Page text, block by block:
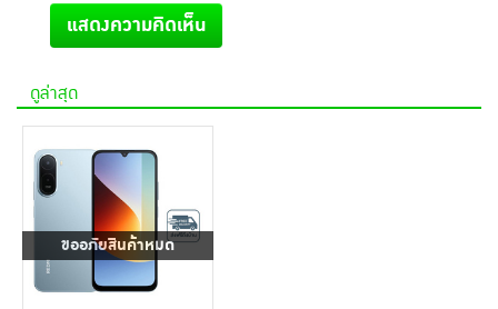
แสดงความคิดเห็น
ดูล่าสุด
ขออภัยสินค้าหมด